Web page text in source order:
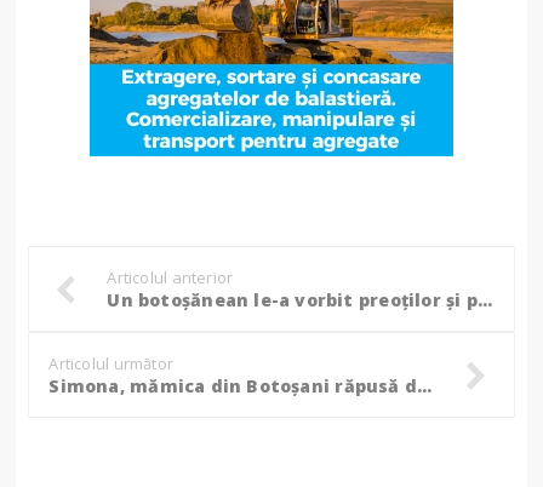
Articolul anterior
Un botoșănean le-a vorbit preoților și preoteselor din Italia despre ”robia patimii” jocurilor de noroc!
Articolul următor
Simona, mămica din Botoșani răpusă de o boală cruntă! 6 copii au rămas orfani